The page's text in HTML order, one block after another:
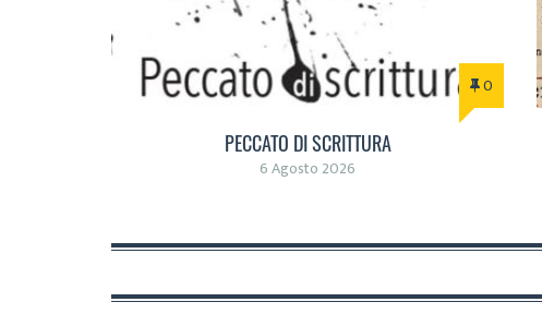
0
PECCATO DI SCRITTURA
6 Agosto 2026